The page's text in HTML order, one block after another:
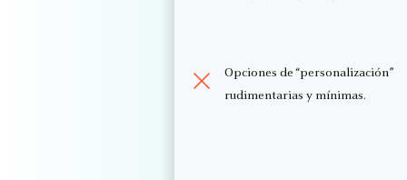
Opciones de “personalización”
rudimentarias y mínimas.